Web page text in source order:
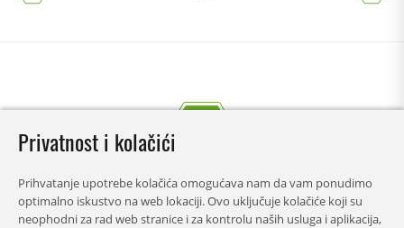
Privatnost i kolačići
Prihvatanje upotrebe kolačića omogućava nam da vam ponudimo
optimalno iskustvo na web lokaciji. Ovo uključuje kolačiće koji su
neophodni za rad web stranice i za kontrolu naših usluga i aplikacija,